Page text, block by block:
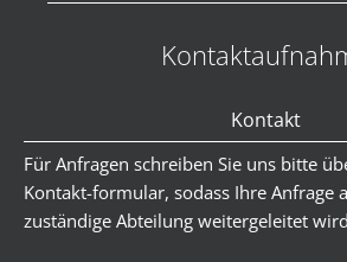
Kontakt
Für Anfragen schreiben Sie uns bitte
Kontakt-formular, sodass Ihre Anfrage
zuständige Abteilung weitergeleitet